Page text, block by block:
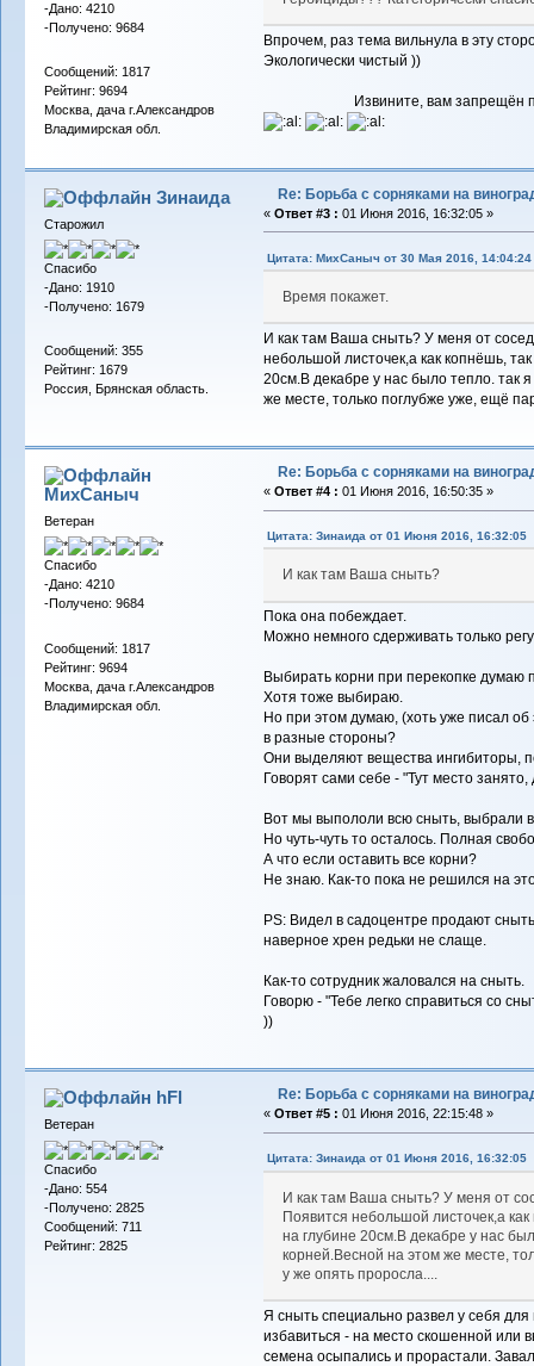
-Дано: 4210
-Получено: 9684
Сообщений: 1817
Рейтинг: 9694
Москва, дача г.Александров
Владимирская обл.
Впрочем, раз тема вильнула в эту
Экологически чистый ))
Извините, вам запрещён
Зинаида
Старожил
Спасибо
-Дано: 1910
-Получено: 1679
Сообщений: 355
Рейтинг: 1679
Россия, Брянская область.
Re: Борьба с сорняками на
« Ответ #3 : 01 Июня 2016, 16:32:05 »
Цитата: МихСаныч от 30 Мая 2016, 14:04:24
Время покажет.
И как там Ваша сныть? У меня от
небольшой листочек,а как копнёшь,
20см.В декабре у нас было тепло. так
же месте, только поглубже уже, ещё
МихСаныч
Ветеран
Спасибо
-Дано: 4210
-Получено: 9684
Сообщений: 1817
Рейтинг: 9694
Москва, дача г.Александров
Владимирская обл.
Re: Борьба с сорняками на
« Ответ #4 : 01 Июня 2016, 16:50:35 »
Цитата: Зинаида от 01 Июня 2016, 16:32:05
И как там Ваша сныть?
Пока она побеждает.
Можно немного сдерживать только
Выбирать корни при перекопке думаю
Хотя тоже выбираю.
Но при этом думаю, (хоть уже писал об
в разные стороны?
Они выделяют вещества ингибиторы,
Говорят сами себе - "Тут место занято,
Вот мы выпололи всю сныть, выбрали
Но чуть-чуть то осталось. Полная
А что если оставить все корни?
Не знаю. Как-то пока не решился на
PS: Видел в садоцентре продают
наверное хрен редьки не слаще.
Как-то сотрудник жаловался на сныть.
Говорю - "Тебе легко справиться со
))
hFl
Ветеран
Спасибо
-Дано: 554
-Получено: 2825
Сообщений: 711
Рейтинг: 2825
Re: Борьба с сорняками на
« Ответ #5 : 01 Июня 2016, 22:15:48 »
Цитата: Зинаида от 01 Июня 2016, 16:32:05
И как там Ваша сныть? У меня от
Появится небольшой листочек,а
на глубине 20см.В декабре у нас
корней.Весной на этом же месте,
у же опять проросла....
Я сныть специально развел у себя
избавиться - на место скошенной или
семена осыпались и прорастали.